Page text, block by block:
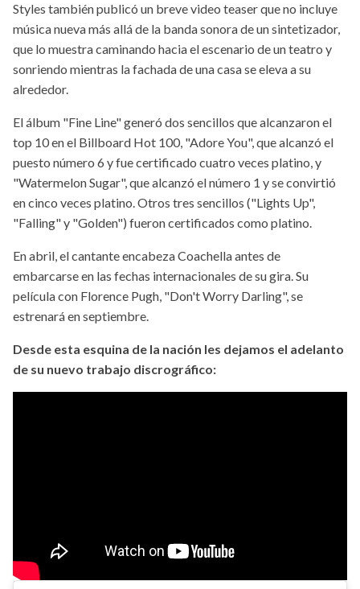
Styles también publicó un breve video teaser que no incluye
música nueva más allá de la banda sonora de un sintetizador,
que lo muestra caminando hacia el escenario de un teatro y
sonriendo mientras la fachada de una casa se eleva a su
alrededor.
El álbum "Fine Line" generó dos sencillos que alcanzaron el
top 10 en el Billboard Hot 100, "Adore You", que alcanzó el
puesto número 6 y fue certificado cuatro veces platino, y
"Watermelon Sugar", que alcanzó el número 1 y se convirtió
en cinco veces platino. Otros tres sencillos ("Lights Up",
"Falling" y "Golden") fueron certificados como platino.
En abril, el cantante encabeza Coachella antes de
embarcarse en las fechas internacionales de su gira. Su
película con Florence Pugh, "Don't Worry Darling", se
estrenará en septiembre.
Desde esta esquina de la nación les dejamos el adelanto
de su nuevo trabajo discrográfico: